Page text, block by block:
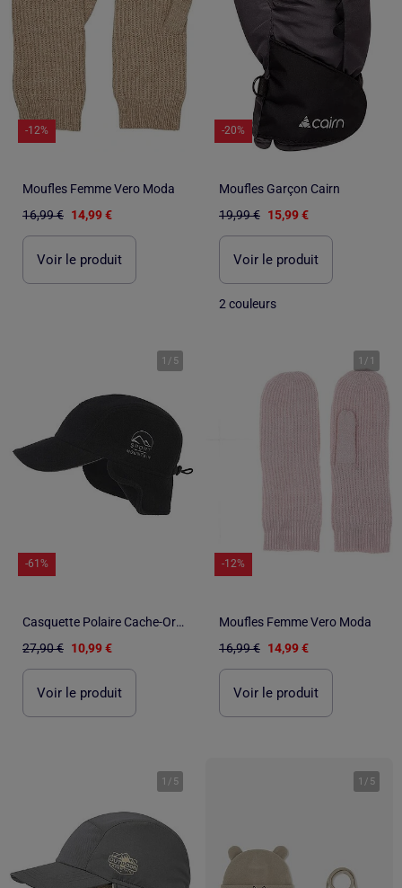
-12%
Moufles Femme Vero Moda
16,99 € 14,99 €
Voir le produit
-20%
Moufles Garçon Cairn
19,99 € 15,99 €
Voir le produit
2 couleurs
1 / 5
-61%
Casquette Polaire Cache-Oreilles - ATLAS FOR MEN
27,90 € 10,99 €
Voir le produit
1 / 1
-12%
Moufles Femme Vero Moda
16,99 € 14,99 €
Voir le produit
1 / 5 1 / 5